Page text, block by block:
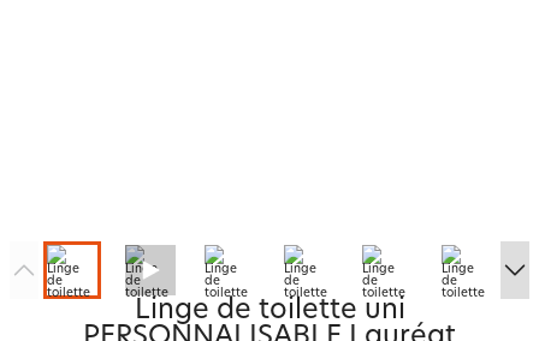
Linge de toilette uni